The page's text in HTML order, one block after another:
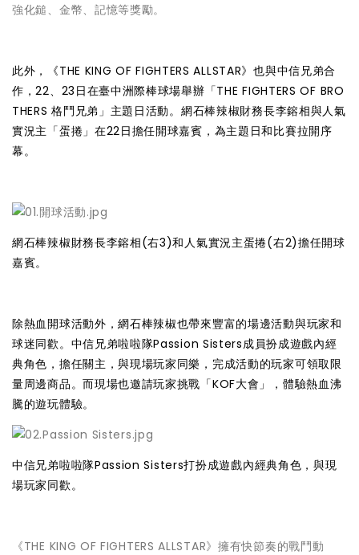
強化鎚、金幣、記憶等獎勵。
此外，《THE KING OF FIGHTERS ALLSTAR》也與中信兄弟合
作，22、23日在臺中洲際棒球場舉辦「THE FIGHTERS OF BRO
THERS 格鬥兄弟」主題日活動。網石棒辣椒財務長李鎔相與人氣
實況主「蛋捲」在22日擔任開球嘉賓，為主題日和比賽拉開序
幕。
網石棒辣椒財務長李鎔相(右3)和人氣實況主蛋捲(右2)擔任開球
嘉賓。
除熱血開球活動外，網石棒辣椒也帶來豐富的場邊活動與玩家和
球迷同歡。中信兄弟啦啦隊Passion Sisters成員扮成遊戲內經
典角色，擔任關主，與現場玩家同樂，完成活動的玩家可領取限
量周邊商品。而現場也邀請玩家挑戰「KOF大會」，體驗熱血沸
騰的遊玩體驗。
中信兄弟啦啦隊Passion Sisters打扮成遊戲內經典角色，與現
場玩家同歡。
《THE KING OF FIGHTERS ALLSTAR》擁有快節奏的戰鬥動